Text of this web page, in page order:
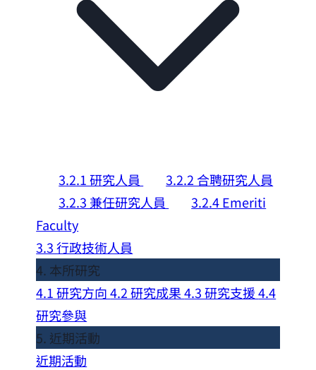
3.2.1 研究人員
3.2.2 合聘研究人員
3.2.3 兼任研究人員
3.2.4 Emeriti
Faculty
3.3 行政技術人員
4. 本所研究
4.1 研究方向4.2 研究成果4.3 研究支援4.4
研究參與
5. 近期活動
近期活動